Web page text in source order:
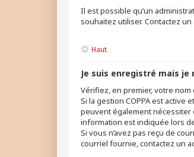
Il est possible qu’un
souhaitez utiliser. Contactez
Haut
Je suis enregistré mais
Vérifiez, en premier, votre nom
Si la gestion COPPA est
peuvent également nécessiter
information est indiquée lors
Si vous n’avez pas reçu de
courriel fournie, contactez un